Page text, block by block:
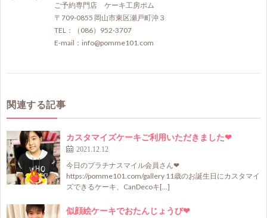
ご予約専門店 ケーキ工房ポム
〒709-0855 岡山市東区瀬戸町沖３
TEL：（086）952-3707
E-mail：info@pomme101.com
関連する記事
カスタマイズケーキご利用いただきました❤
2021.12.12
今日のプラチナスマイル会員さん❤
https://pomme101.com/gallery 11歳のお誕生日にカスタマイ
ズできるケーキ、CanDecoキ[…]
似顔絵ケーキでおたんじょうび❤